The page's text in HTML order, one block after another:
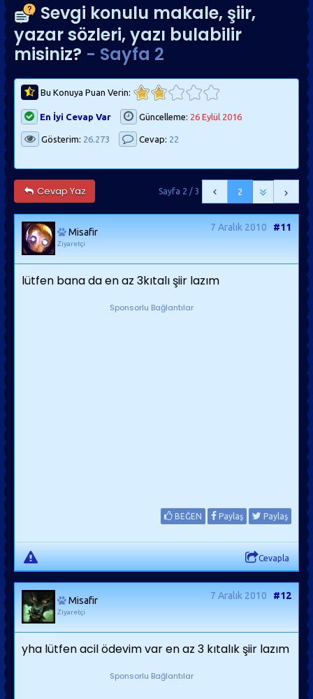
Sevgi konulu makale, şiir,
yazar sözleri, yazı bulabilir
misiniz? - Sayfa 2
Bu Konuya Puan Verin:
En İyi Cevap Var Güncelleme: 26 Eylül 2016
Gösterim: 26.273 Cevap: 22
Cevap Yaz 2
Sayfa 2 / 3
Misafir
Ziyaretçi
7 Aralık 2010 #11
lütfen bana da en az 3kıtalı şiir lazım
Sponsorlu Bağlantılar
BEĞEN Paylaş Paylaş
Cevapla
Misafir
Ziyaretçi
7 Aralık 2010 #12
yha lütfen acil ödevim var en az 3 kıtalık şiir lazım
Sponsorlu Bağlantılar